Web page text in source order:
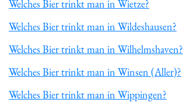
Welches Bier trinkt man in Wietze?
Welches Bier trinkt man in Wildeshausen?
Welches Bier trinkt man in Wilhelmshaven?
Welches Bier trinkt man in Winsen (Aller)?
Welches Bier trinkt man in Wippingen?